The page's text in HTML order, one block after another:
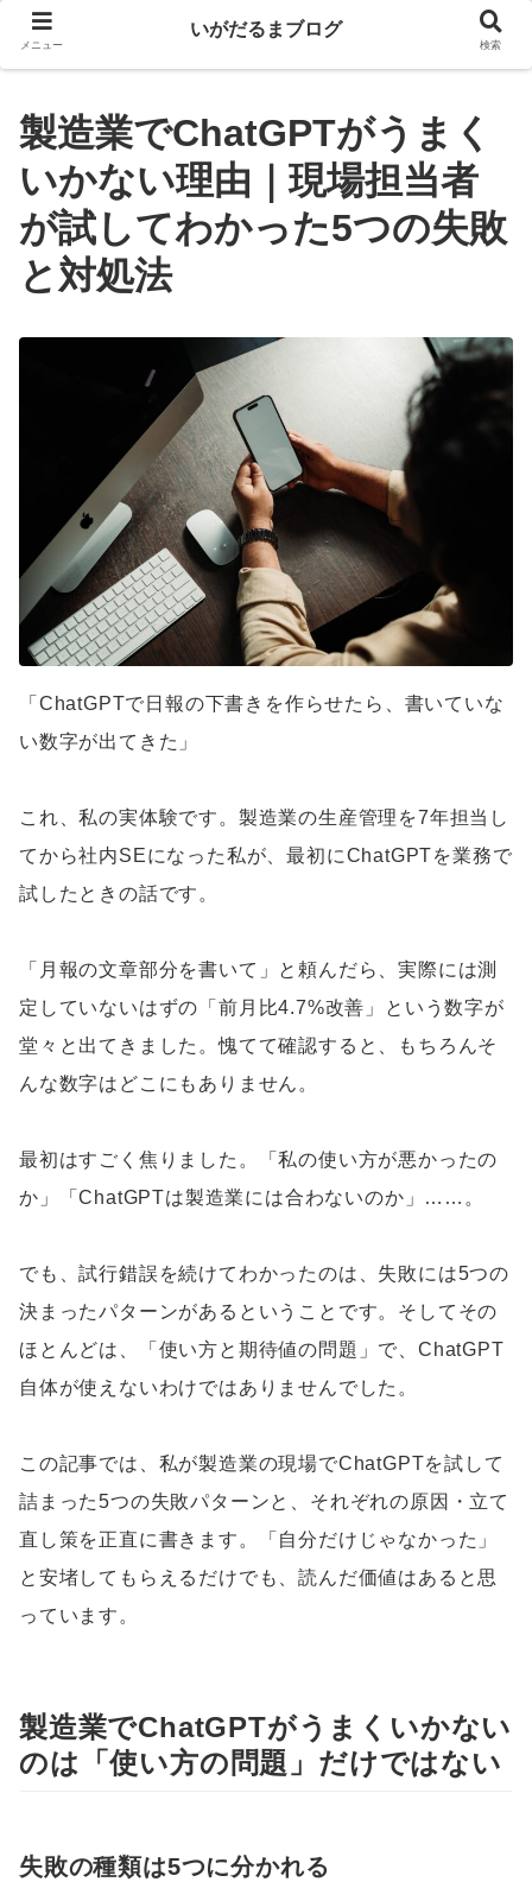
製造業でChatGPTがうまく
いかない理由｜現場担当者
が試してわかった5つの失敗
と対処法
「ChatGPTで日報の下書きを作らせたら、書いていな
い数字が出てきた」
これ、私の実体験です。製造業の生産管理を7年担当し
てから社内SEになった私が、最初にChatGPTを業務で
試したときの話です。
「月報の文章部分を書いて」と頼んだら、実際には測
定していないはずの「前月比4.7%改善」という数字が
堂々と出てきました。愧てて確認すると、もちろんそ
んな数字はどこにもありません。
最初はすごく焦りました。「私の使い方が悪かったの
か」「ChatGPTは製造業には合わないのか」……。
でも、試行錯誤を続けてわかったのは、失敗には5つの
決まったパターンがあるということです。そしてその
ほとんどは、「使い方と期待値の問題」で、ChatGPT
自体が使えないわけではありませんでした。
この記事では、私が製造業の現場でChatGPTを試して
詰まった5つの失敗パターンと、それぞれの原因・立て
直し策を正直に書きます。「自分だけじゃなかった」
と安堵してもらえるだけでも、読んだ価値はあると思
っています。
製造業でChatGPTがうまくいかない
のは「使い方の問題」だけではない
失敗の種類は5つに分かれる
メニュー
いがだるまブログ
検索